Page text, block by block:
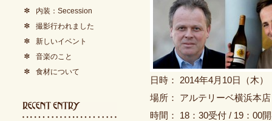
日時： 2014年4月10日（木）
場所： アルテリーベ横浜本店
時間： 18：30受付 / 19：00
内装：Secession
撮影行われました
新しいイベント
音楽のこと
食材について